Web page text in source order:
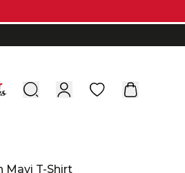
0
Mavi T-Shirt